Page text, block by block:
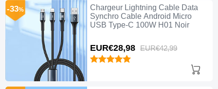
Chargeur Lightning Cable Data
Synchro Cable Android Micro
USB Type-C 100W H01 Noir
EUR€28,98 EUR€42,99
-33%